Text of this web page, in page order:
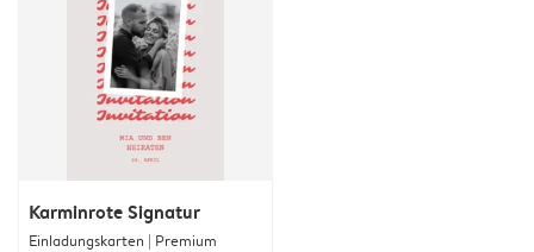
Karminrote Signatur
Einladungskarten | Premium